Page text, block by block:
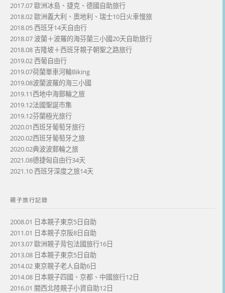
2017.07 歐洲冰島、捷克、德國自助旅行
2018.02 歐洲義大利、奧地利、瑞士10日火車慢旅
2018.05 西班牙14天自由行
2018.07 波蘭＋波羅的海芬蘭三小國20天自助旅行
2018.08 吉隆坡＋西班牙親子朝聖之路旅行
2019.02 西葡自由行
2019.07荷蘭單車河輪Biking
2019.08波蘭波羅的海三小國
2019.11西地中海郵輪之旅
2019.12法國聖誕市集
2019.12芬蘭極光旅行
2020.01西班牙葡萄牙旅行
2020.02西班牙葡萄牙之旅
2020.02典波波郵輪之旅
2021.08德捷匈自由行34天
2021.10 西班牙深度之旅14天
親子旅行記錄
2008.01 日本親子東京5日自助
2011.01 日本親子京阪8日自助
2013.07 歐洲親子背包法國旅行16日
2013.08 日本親子東京5日自助
2014.02 東京親子老人自助6日
2014.08 日本親子四國、京都、中國旅行12日
2016.01 關西北陸親子小資自助12日